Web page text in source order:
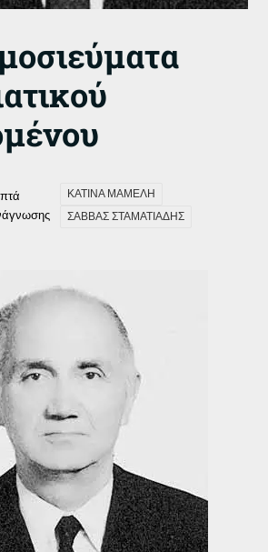
ΚΑΤΙΝΑ ΜΑΜΕΛΗ
ΣΑΒΒΑΣ ΣΤΑΜΑΤΙΑΔΗΣ